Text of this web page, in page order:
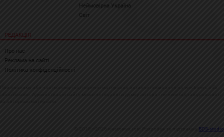
Неймовірна Україна
Світ
РЕДАКЦІЯ
Про нас
Реклама на сайті
Політика конфіденційності
BDS-studio